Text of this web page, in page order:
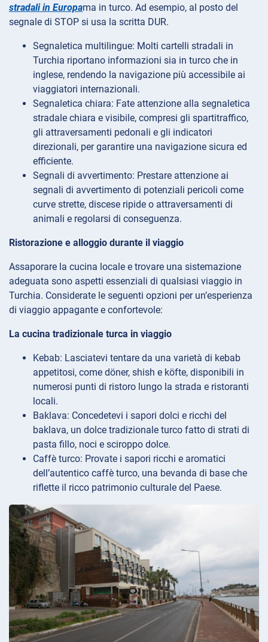
stradali in Europama in turco. Ad esempio, al posto del
segnale di STOP si usa la scritta DUR.
Segnaletica multilingue: Molti cartelli stradali in
Turchia riportano informazioni sia in turco che in
inglese, rendendo la navigazione più accessibile ai
viaggiatori internazionali.
Segnaletica chiara: Fate attenzione alla segnaletica
stradale chiara e visibile, compresi gli spartitraffico,
gli attraversamenti pedonali e gli indicatori
direzionali, per garantire una navigazione sicura ed
efficiente.
Segnali di avvertimento: Prestare attenzione ai
segnali di avvertimento di potenziali pericoli come
curve strette, discese ripide o attraversamenti di
animali e regolarsi di conseguenza.
Ristorazione e alloggio durante il viaggio
Assaporare la cucina locale e trovare una sistemazione
adeguata sono aspetti essenziali di qualsiasi viaggio in
Turchia. Considerate le seguenti opzioni per un’esperienza
di viaggio appagante e confortevole:
La cucina tradizionale turca in viaggio
Kebab: Lasciatevi tentare da una varietà di kebab
appetitosi, come döner, shish e köfte, disponibili in
numerosi punti di ristoro lungo la strada e ristoranti
locali.
Baklava: Concedetevi i sapori dolci e ricchi del
baklava, un dolce tradizionale turco fatto di strati di
pasta fillo, noci e sciroppo dolce.
Caffè turco: Provate i sapori ricchi e aromatici
dell’autentico caffè turco, una bevanda di base che
riflette il ricco patrimonio culturale del Paese.